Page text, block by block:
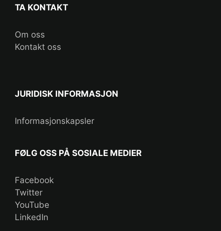
TA KONTAKT
Om oss
Kontakt oss
JURIDISK INFORMASJON
Informasjonskapsler
FØLG OSS PÅ SOSIALE MEDIER
Facebook
Twitter
YouTube
LinkedIn